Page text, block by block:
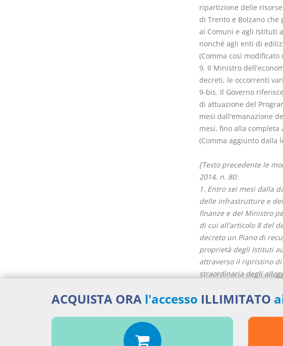
ripartizione delle
di Trento e Bolzano
ai Comuni e agli Istituti
nonché agli enti di
(Comma così modificato
9. Il Ministro
decreti, le occorrenti
9-bis. Il Governo
di attuazione del
mesi dall'emanazione
mesi, fino alla completa
(Comma aggiunto dalla
[Testo precedente le
2014, n. 80:
1. Entro sei mesi dalla
delle infrastrutture e
finanze e del Ministro
di cui all'articolo 8 del
decreto un Piano di
proprietà degli Istituti
attraverso il ripristino
straordinaria degli
2. Il Piano di cui al
1, comma 79, della
milioni di euro e con le
ACQUISTA ORA l'accesso ILLIMITATO